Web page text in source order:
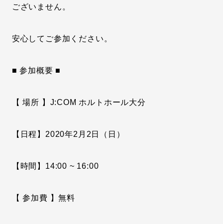
ございません。
安心してご参加ください。
■ 参加概要 ■
【 場所 】J:COM ホルトホール大分
【日程】2020年2月2日（日）
【時間】14:00 ~ 16:00
【 参加費 】無料